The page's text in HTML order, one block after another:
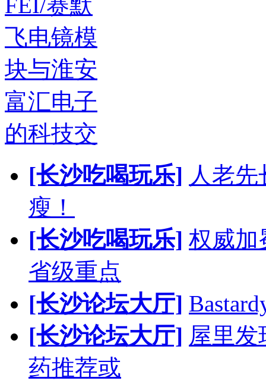
飞电镜模
块与淮安
富汇电子
的科技交
[长沙吃喝玩乐] 人老
瘦！
[长沙吃喝玩乐] 权威加
省级重点
[长沙论坛大厅]
[长沙论坛大厅] 屋里
药推荐或